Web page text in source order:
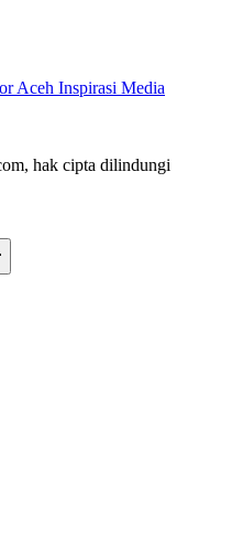
Aceh Inspirasi Media
hak cipta dilindungi